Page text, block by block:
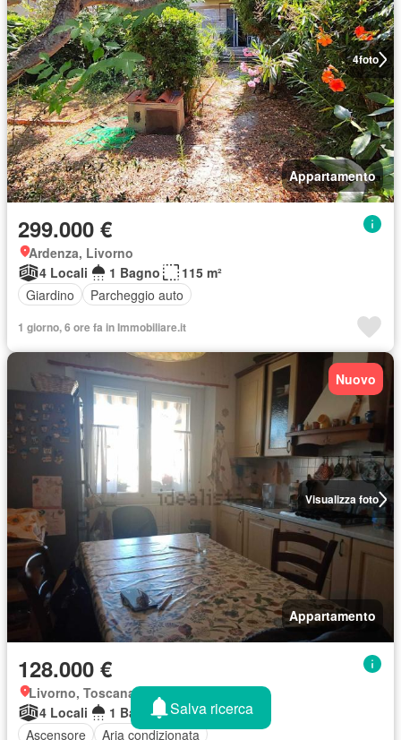
4foto
Appartamento
299.000 €
Ardenza, Livorno
4 Locali
1 Bagno
115 m²
Giardino
Parcheggio auto
1 giorno, 6 ore fa in Immobiliare.it
Visualizza foto
Nuovo
Appartamento
128.000 €
Livorno, Toscana
4 Locali
1 Bagno
63 m²
Ascensore
Aria condizionata
Salva ricerca